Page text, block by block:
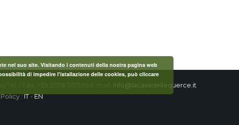
/ Fax: +39 0578 767789 E-mail: info@lacasadellequerce.it
:IT-EN
nel suo site. Visitando i contenuti della nostra pagina web
di impedire l'istallazione delle cookies, può cliccare